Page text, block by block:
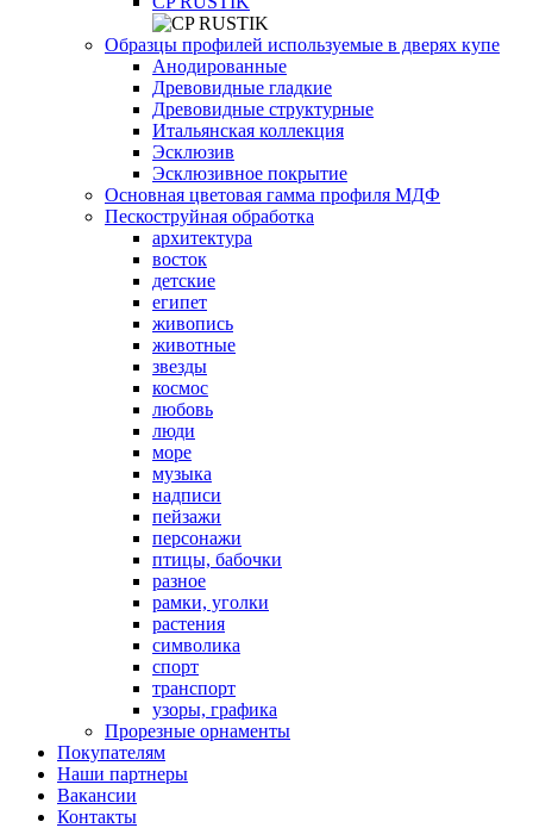
Образцы профилей используемые в дверях купе
Анодированные
Древовидные гладкие
Древовидные структурные
Итальянская коллекция
Эсклюзив
Эсклюзивное покрытие
Основная цветовая гамма профиля МДФ
Пескоструйная обработка
архитектура
восток
детские
египет
живопись
животные
звезды
космос
любовь
люди
море
музыка
надписи
пейзажи
персонажи
птицы, бабочки
разное
рамки, уголки
растения
символика
спорт
транспорт
узоры, графика
Прорезные орнаменты
Покупателям
Наши партнеры
Вакансии
Контакты